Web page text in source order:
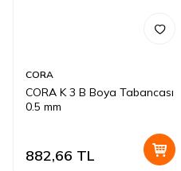
CORA
CORA K 3 B Boya Tabancası
0.5 mm
882,66 TL